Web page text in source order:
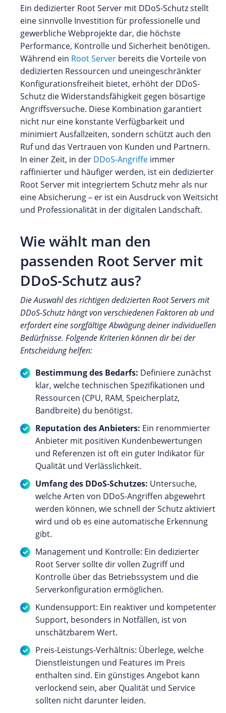
Ein dedizierter Root Server mit DDoS-Schutz stellt
eine sinnvolle Investition für professionelle und
gewerbliche Webprojekte dar, die höchste
Performance, Kontrolle und Sicherheit benötigen.
Während ein Root Server bereits die Vorteile von
dedizierten Ressourcen und uneingeschränkter
Konfigurationsfreiheit bietet, erhöht der DDoS-
Schutz die Widerstandsfähigkeit gegen bösartige
Angriffsversuche. Diese Kombination garantiert
nicht nur eine konstante Verfügbarkeit und
minimiert Ausfallzeiten, sondern schützt auch den
Ruf und das Vertrauen von Kunden und Partnern.
In einer Zeit, in der DDoS-Angriffe immer
raffinierter und häufiger werden, ist ein dedizierter
Root Server mit integriertem Schutz mehr als nur
eine Absicherung – er ist ein Ausdruck von Weitsicht
und Professionalität in der digitalen Landschaft.
Wie wählt man den
passenden Root Server mit
DDoS-Schutz aus?
Die Auswahl des richtigen dedizierten Root Servers mit
DDoS-Schutz hängt von verschiedenen Faktoren ab und
erfordert eine sorgfältige Abwägung deiner individuellen
Bedürfnisse. Folgende Kriterien können dir bei der
Entscheidung helfen:
Bestimmung des Bedarfs: Definiere zunächst
klar, welche technischen Spezifikationen und
Ressourcen (CPU, RAM, Speicherplatz,
Bandbreite) du benötigst.
Reputation des Anbieters: Ein renommierter
Anbieter mit positiven Kundenbewertungen
und Referenzen ist oft ein guter Indikator für
Qualität und Verlässlichkeit.
Umfang des DDoS-Schutzes: Untersuche,
welche Arten von DDoS-Angriffen abgewehrt
werden können, wie schnell der Schutz aktiviert
wird und ob es eine automatische Erkennung
gibt.
Management und Kontrolle: Ein dedizierter
Root Server sollte dir vollen Zugriff und
Kontrolle über das Betriebssystem und die
Serverkonfiguration ermöglichen.
Kundensupport: Ein reaktiver und kompetenter
Support, besonders in Notfällen, ist von
unschätzbarem Wert.
Preis-Leistungs-Verhältnis: Überlege, welche
Dienstleistungen und Features im Preis
enthalten sind. Ein günstiges Angebot kann
verlockend sein, aber Qualität und Service
sollten nicht darunter leiden.